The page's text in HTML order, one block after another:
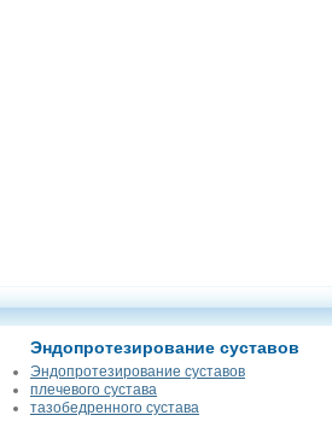
Эндопротезирование суставов
Эндопротезирование суставов
плечевого сустава
тазобедренного сустава